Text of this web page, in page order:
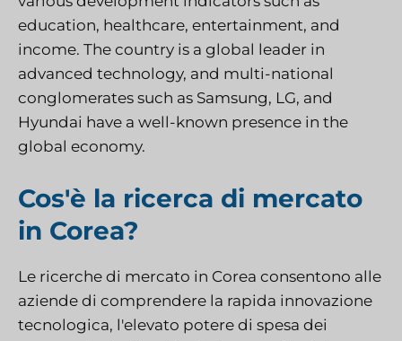
education, healthcare, entertainment, and
income. The country is a global leader in
advanced technology, and multi-national
conglomerates such as Samsung, LG, and
Hyundai have a well-known presence in the
global economy.
Cos'è la ricerca di mercato
in Corea?
Le ricerche di mercato in Corea consentono alle
aziende di comprendere la rapida innovazione
tecnologica, l'elevato potere di spesa dei